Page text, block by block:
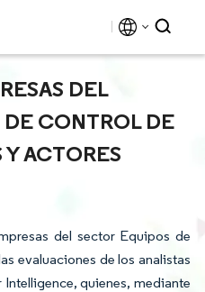
DEL
CONTROL DE
ACTORES
del sector Equipos de
evaluaciones de los analistas
quienes, mediante